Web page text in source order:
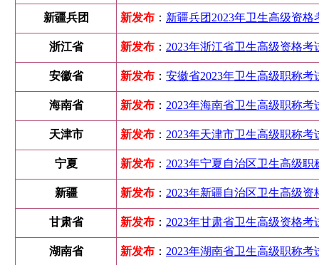
新疆兵团 新发布 ： 新疆兵团2023年卫生高级资
浙江省 新发布 ： 2023年浙江省卫生高级资格
安徽省 新发布 ： 安徽省2023年卫生高级职称考
海南省 新发布 ： 2023年海南省卫生高级职称考
天津市 新发布 ： 2023年天津市卫生高级职称
宁夏 新发布 ： 2023年宁夏自治区卫生高级
新疆 新发布 ： 2023年新疆自治区卫生高级
甘肃省 新发布 ： 2023年甘肃省卫生高级资格考
湖南省 新发布 ： 2023年湖南省卫生高级职称